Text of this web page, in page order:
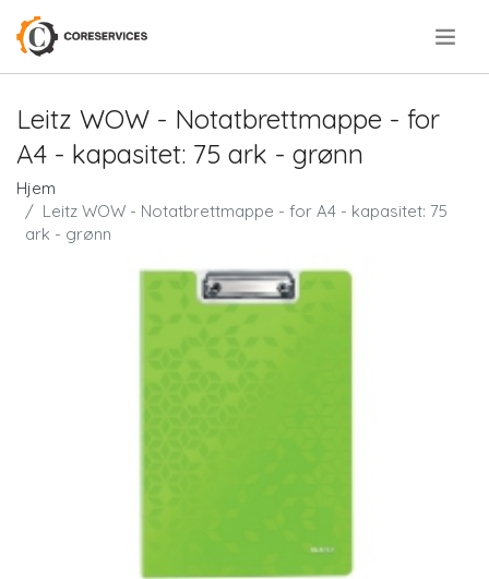
Leitz WOW - Notatbrettmappe - for
A4 - kapasitet: 75 ark - grønn
Hjem
Leitz WOW - Notatbrettmappe - for A4 - kapasitet: 75
ark - grønn